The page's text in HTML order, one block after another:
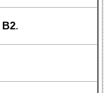
B2.